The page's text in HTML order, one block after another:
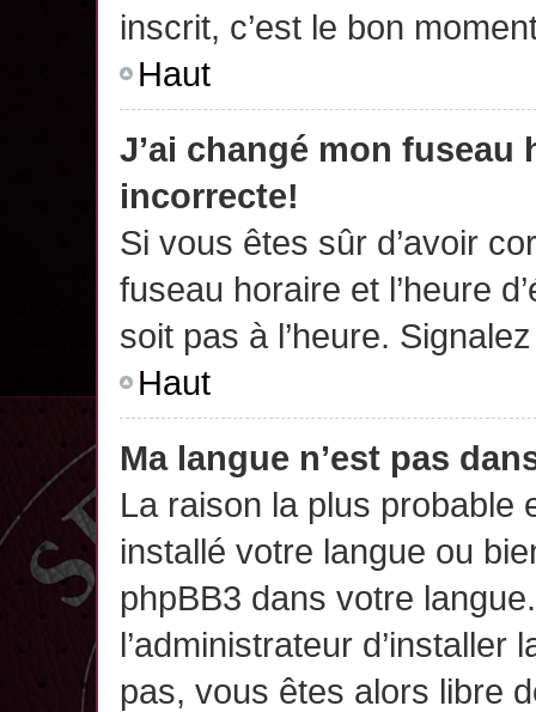
inscrit, c’est le bon
Haut
J’ai changé mon fuseau
incorrecte!
Si vous êtes sûr d’avoir
fuseau horaire et l’heure
soit pas à l’heure.
Haut
Ma langue n’est pas
La raison la plus probable
installé votre langue ou
phpBB3 dans votre
l’administrateur d’installer
pas, vous êtes alors libre